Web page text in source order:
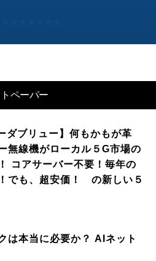
ペーパー
ダブリュー】何もかもが革
無線機がローカル５G市場の
コアサーバー不要！毎年の
でも、超安価！ の新しい５
は本当に必要か？ AIネット